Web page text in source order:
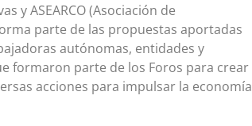
y ASEARCO (Asociación de
parte de las propuestas aportadas
autónomas, entidades y
formaron parte de los Foros para crear
acciones para impulsar la economía